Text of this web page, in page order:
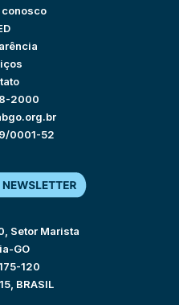
2000
0001-52
Setor Marista
GO
120
BRASIL